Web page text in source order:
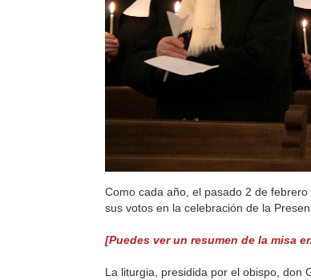
Como cada año, el pasado 2 de
sus votos en la celebración de la
[Puedes ver un resumen de la misa
La liturgia, presidida por el obispo, don